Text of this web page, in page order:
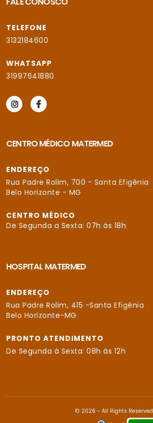
TELEFONE
3132184600
WHATSAPP
31997641880
CENTRO MÉDICO MATERMED
ENDEREÇO
Rua Padre Rolim, 700 - Santa Efigênia
Belo Horizonte - MG
CENTRO MÉDICO
De Segunda a Sexta: 07h ás 18h
HOSPITAL MATERMED
ENDEREÇO
Rua Padre Rolim, 415 -Santa Efigênia
Belo Horizonte-MG
PRONTO ATENDIMENTO
De Segunda á Sexta: 08h ás 12h
© 2026 - All Rights Reserved